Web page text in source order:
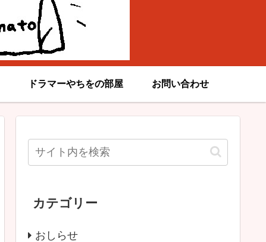
ドラマーやちをの部屋 お問い合わせ
カテゴリー
おしらせ